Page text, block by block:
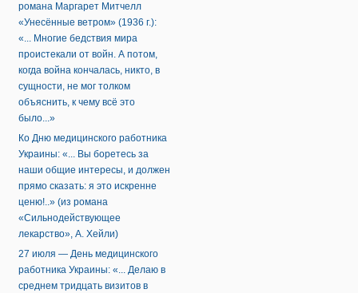
романа Маргарет Митчелл
«Унесённые ветром» (1936 г.):
«... Многие бедствия мира
проистекали от войн. А потом,
когда война кончалась, никто, в
сущности, не мог толком
объяснить, к чему всё это
было...»
Ко Дню медицинского работника
Украины: «... Вы боретесь за
наши общие интересы, и должен
прямо сказать: я это искренне
ценю!..» (из романа
«Сильнодействующее
лекарство», А. Хейли)
27 июля — День медицинского
работника Украины: «... Делаю в
среднем тридцать визитов в